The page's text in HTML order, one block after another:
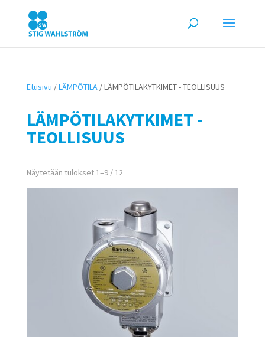
Etusivu /LÄMPÖTILA/ LÄMPÖTILAKYTKIMET - TEOLLISUUS
LÄMPÖTILAKYTKIMET -
TEOLLISUUS
Näytetään tulokset 1–9 / 12